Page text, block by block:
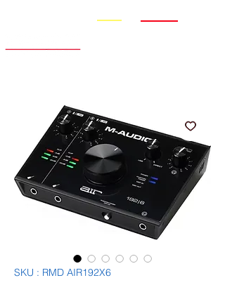
SKU : RMD AIR192X6